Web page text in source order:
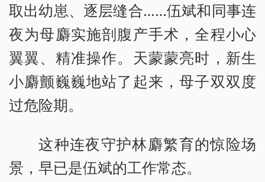
取出幼崽、逐层缝合……伍斌和同事连
夜为母麝实施剖腹产手术，全程小心
翼翼、精准操作。天蒙蒙亮时，新生
小麝颤巍巍地站了起来，母子双双度
过危险期。
这种连夜守护林麝繁育的惊险场
景，早已是伍斌的工作常态。